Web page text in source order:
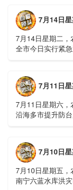
7月14日
7月14日星期二，
全市今日实行紧
7月11日
7月11日星期六
沿海多市提升防
7月10日
7月10日星期五
南宁六蓝水库洪